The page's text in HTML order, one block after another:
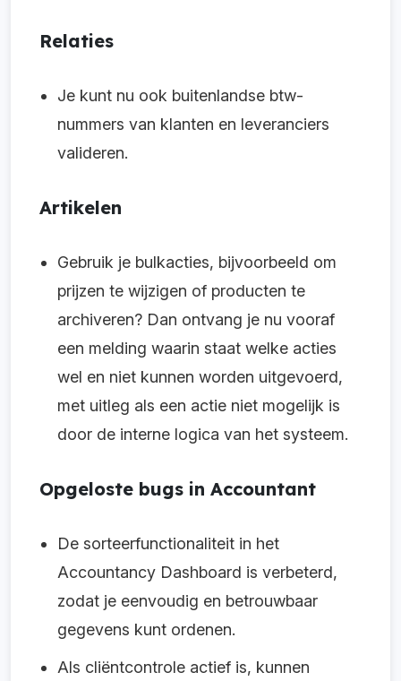
Relaties
Je kunt nu ook buitenlandse btw-
nummers van klanten en leveranciers
valideren.
Artikelen
Gebruik je bulkacties, bijvoorbeeld om
prijzen te wijzigen of producten te
archiveren? Dan ontvang je nu vooraf
een melding waarin staat welke acties
wel en niet kunnen worden uitgevoerd,
met uitleg als een actie niet mogelijk is
door de interne logica van het systeem.
Opgeloste bugs in Accountant
De sorteerfunctionaliteit in het
Accountancy Dashboard is verbeterd,
zodat je eenvoudig en betrouwbaar
gegevens kunt ordenen.
Als cliëntcontrole actief is, kunnen